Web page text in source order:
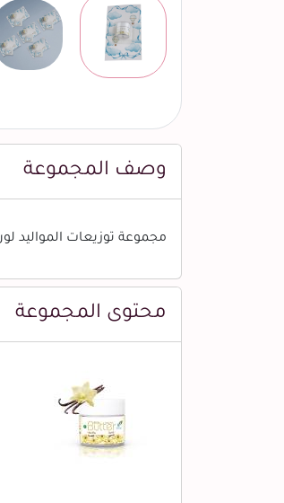
وصف المجموعة
مجموعة توزيعات المواليد
محتوى المجموعة